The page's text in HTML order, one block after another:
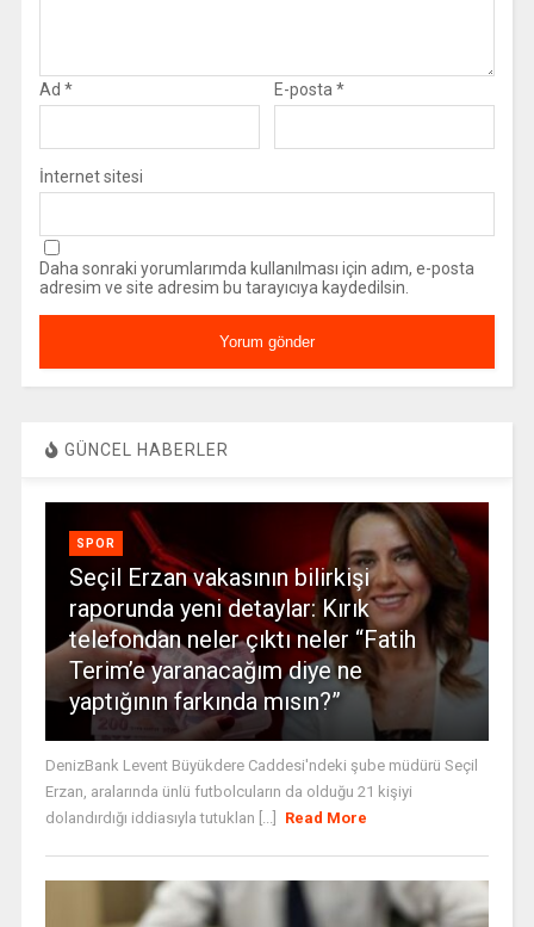
Ad * E-posta *
İnternet sitesi
Daha sonraki yorumlarımda kullanılması için adım, e-posta
adresim ve site adresim bu tarayıcıya kaydedilsin.
GÜNCEL HABERLER
SPOR
Seçil Erzan vakasının bilirkişi
raporunda yeni detaylar: Kırık
telefondan neler çıktı neler “Fatih
Terim’e yaranacağım diye ne
yaptığının farkında mısın?”
DenizBank Levent Büyükdere Caddesi'ndeki şube müdürü Seçil
Erzan, aralarında ünlü futbolcuların da olduğu 21 kişiyi
dolandırdığı iddiasıyla tutuklan [...]
Read More